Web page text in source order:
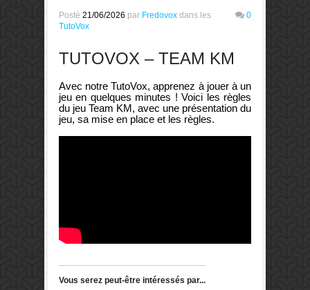
Posté 21/06/2026 par Fredovox dans les
TutoVox
0
TUTOVOX – TEAM KM
Avec notre TutoVox, apprenez à jouer à un
jeu en quelques minutes ! Voici les règles
du jeu Team KM, avec une présentation du
jeu, sa mise en place et les règles.
Vous serez peut-être intéressés par...